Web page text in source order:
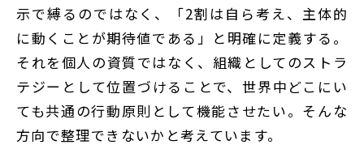
示で縛るのではなく、「2割は自ら考え、主体的
に動くことが期待値である」と明確に定義する。
それを個人の資質ではなく、組織としてのストラ
テジーとして位置づけることで、世界中どこにい
ても共通の行動原則として機能させたい。そんな
方向で整理できないかと考えています。